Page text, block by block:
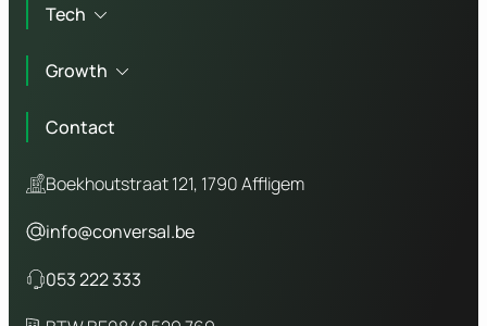
Marketing advies
Workshops
Branding
Copywriting
Bedrijfsfotografie
Video agency
Tech
Website laten maken
Webshop laten maken
WordPress website
Laravel website
Odoo website
Growth
Online marketing
SEO
GEO
SEA
Contact
Boekhoutstraat 121, 1790 Affligem
info@conversal.be
053 222 333